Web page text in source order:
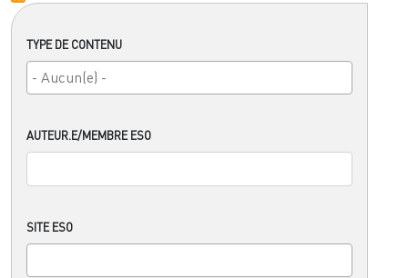
TYPE DE CONTENU
AUTEUR.E/MEMBRE ESO
SITE ESO